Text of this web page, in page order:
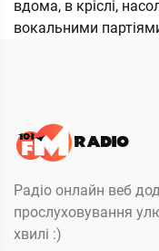
вдома, в кріслі,
вокальними
Радіо онлайн веб
прослуховування
хвилі :)